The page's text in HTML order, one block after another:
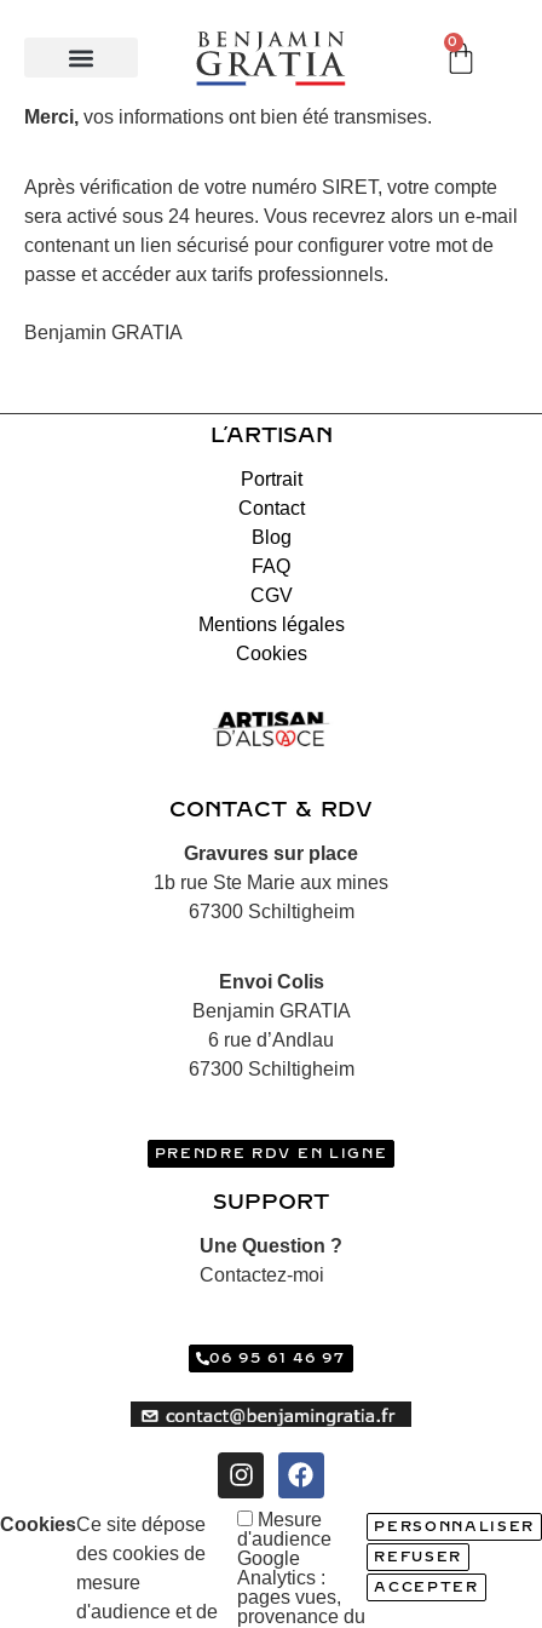
0
Merci, vos informations ont bien été transmises.
Après vérification de votre numéro SIRET, votre compte
sera activé sous 24 heures. Vous recevrez alors un e-mail
contenant un lien sécurisé pour configurer votre mot de
passe et accéder aux tarifs professionnels.
Benjamin GRATIA
L’ARTISAN
Portrait
Contact
Blog
FAQ
CGV
Mentions légales
Cookies
CONTACT & RDV
Gravures sur place
1b rue Ste Marie aux mines
67300 Schiltigheim
Envoi Colis
Benjamin GRATIA
6 rue d’Andlau
67300 Schiltigheim
PRENDRE RDV EN LIGNE
SUPPORT
Une Question ?
Contactez-moi
06 95 61 46 97
CookiesCe site dépose
des cookies de
mesure
d'audience et de
Mesure
d'audience
Google
Analytics :
pages vues,
provenance du
PERSONNALISER
REFUSER
ACCEPTER